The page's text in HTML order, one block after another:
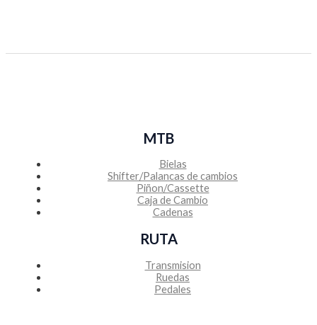
MTB
Bielas
Shifter/Palancas de cambios
Piñon/Cassette
Caja de Cambio
Cadenas
RUTA
Transmision
Ruedas
Pedales